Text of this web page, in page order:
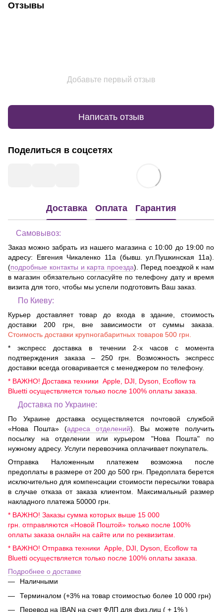
Отзывы
Добавьте первый отзыв
Написать отзыв
Поделиться в соцсетях
Доставка Оплата Гарантия
Самовывоз:
Заказ можно забрать из нашего магазина с 10:00 до 19:00 по
адресу: Евгения Чикаленко 11а (бывш. ул.Пушкинская 11а)
(подробные контакты и карта проезда). Перед поездкой к нам
в магазин обязательно согласуйте по телефону дату и время
визита для того, чтобы мы успели подготовить Ваш заказ.
По Киеву:
Курьер доставляет товар до входа в здание, стоимость
доставки 200 грн, вне зависимости от суммы заказа.
Стоимость доставки крупногабаритных товаров 500 грн.
* экспресс доставка в течении 2-х часов с момента
подтверждения заказа – 250 грн. Возможность экспресс
доставки всегда оговаривается с менеджером по телефону.
* ВАЖНО! Доставка техники Apple, DJI, Dyson, Ecoflow та
Bluetti осуществляется только после 100% оплаты заказа.
Доставка по Украине:
По Украине доставка осуществляется почтовой службой
«Нова Пошта» (адреса отделений). Вы можете получить
посылку на отделении или курьером "Нова Пошта" по
нужному адресу. Услуги перевозчика оплачивает покупатель.
Отправка Наложенным платежем возможна после
предоплаты в размере от 200 до 500 грн. Предоплата берется
исключительно для компенсации стоимости пересылки товара
в случае отказа от заказа клиентом. Максимальный размер
накладного платежа 50000 грн.
* ВАЖНО! Заказы сумма которых выше 15 000
грн. отправляются «Новой Поштой» только после 100%
оплаты заказа онлайн на сайте или по реквизитам.
* ВАЖНО! Отправка техники Apple, DJI, Dyson, Ecoflow та
Bluetti осуществляется только после 100% оплаты заказа.
Подробнее о доставке
Наличными
Терминалом (+3% на товар стоимостью более 10 000 грн)
Перевод на IBAN на счет ФЛП для физ.лиц ( + 1% )